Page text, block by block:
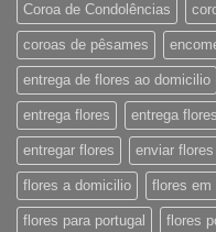
Coroa de Condolências
coroas de pêsames
entrega de flores ao domicilio
entrega flores entrega
entregar flores enviar
flores a domicilio flores em
flores para portugal flores